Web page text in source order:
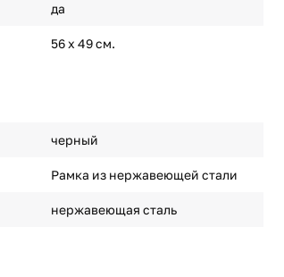
да
56 х 49 см.
черный
Рамка из нержавеющей стали
нержавеющая сталь